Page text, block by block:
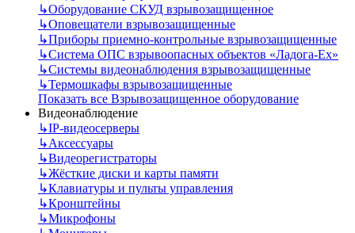
↳Оборудование СКУД взрывозащищенное
↳Оповещатели взрывозащищенные
↳Приборы приемно-контрольные взрывозащищенные
↳Система ОПС взрывоопасных объектов «Ладога-Ex»
↳Системы видеонаблюдения взрывозащищенные
↳Термошкафы взрывозащищенные
Показать все Взрывозащищенное оборудование
Видеонаблюдение
↳IP-видеосерверы
↳Аксессуары
↳Видеорегистраторы
↳Жёсткие диски и карты памяти
↳Клавиатуры и пульты управления
↳Кронштейны
↳Микрофоны